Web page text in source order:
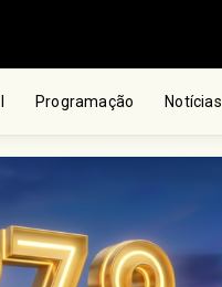
Programação Notícias